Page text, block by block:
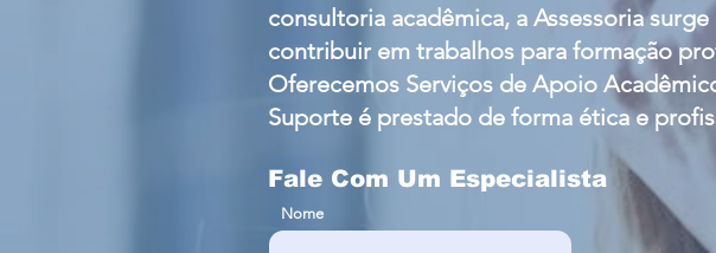
consultoria acadêmica, a Assessoria
contribuir em trabalhos para formação
Oferecemos Serviços de Apoio
Suporte é prestado de forma ética e
Fale Com Um Especialista
Nome